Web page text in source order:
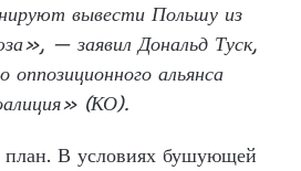
вывести Польшу из
— заявил Дональд Туск,
оппозиционного альянса
(КО).
план. В условиях бушующей